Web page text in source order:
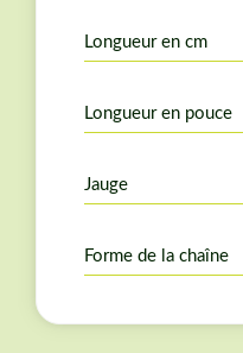
Longueur en cm
Longueur en pouce
Jauge
Forme de la chaîne